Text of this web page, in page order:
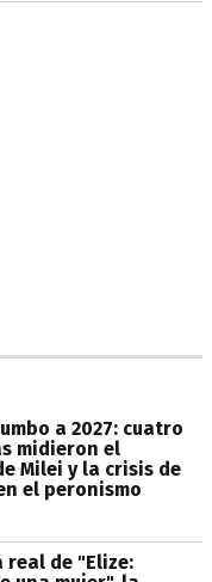
a 2027: cuatro
midieron el
Milei y la crisis de
el peronismo
real de "Elize: